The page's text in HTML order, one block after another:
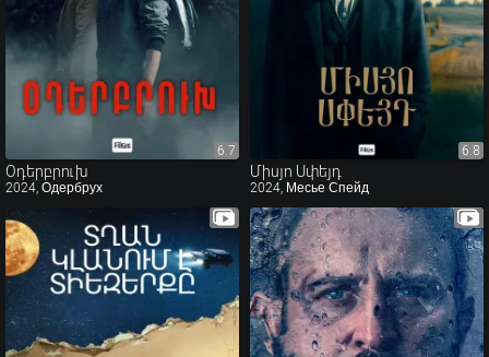
6.7
6.7
Օդերբրուխ
2024, Одербрух
6.8
6.8
Միսյո Սփեյդ
2024, Месье Спейд